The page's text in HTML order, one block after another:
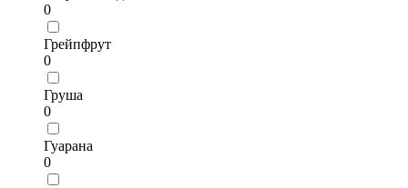
0
Грейпфрут
0
Груша
0
Гуарана
0